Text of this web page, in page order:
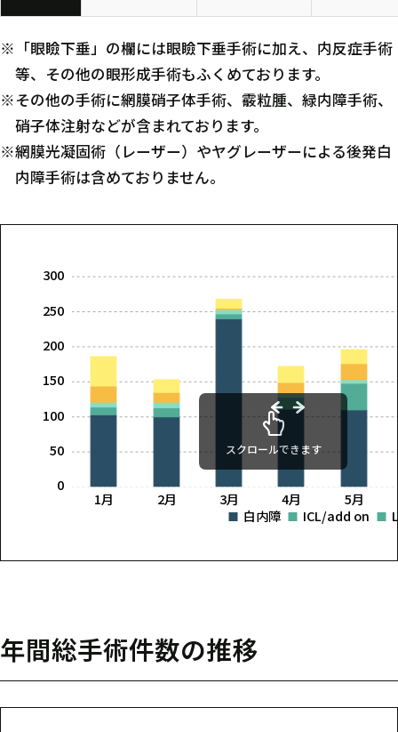
※「眼瞼下垂」の欄には眼瞼下垂手術に加え、内反症手術
等、その他の眼形成手術もふくめております。
※その他の手術に網膜硝子体手術、霰粒腫、緑内障手術、
硝子体注射などが含まれております。
※網膜光凝固術（レーザー）やヤグレーザーによる後発白
内障手術は含めておりません。
1月 2月 3月 4月 5月
0
50
100
150
200
250
300
白内障 ICL/add on
スクロールできます
年間総手術件数の推移